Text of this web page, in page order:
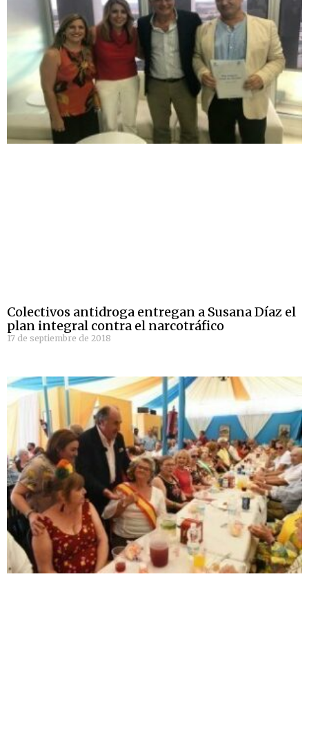
Colectivos antidroga entregan a Susana Díaz el
plan integral contra el narcotráfico
17 de septiembre de 2018